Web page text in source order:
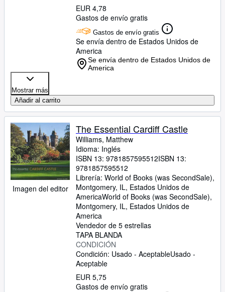
EUR 4,78
Gastos de envío gratis
Gastos de envío gratis
Se envía dentro de Estados Unidos de
America
Se envía dentro de Estados Unidos de
America
Mostrar más
Añadir al carrito
Imagen del editor
The Essential Cardiff Castle
Williams, Matthew
Idioma: Inglés
ISBN 13: 9781857595512ISBN 13:
9781857595512
Librería: World of Books (was SecondSale),
Montgomery, IL, Estados Unidos de
AmericaWorld of Books (was SecondSale),
Montgomery, IL, Estados Unidos de
America
Vendedor de 5 estrellas
TAPA BLANDA
CONDICIÓN
Condición: Usado - AceptableUsado -
Aceptable
EUR 5,75
Gastos de envío gratis